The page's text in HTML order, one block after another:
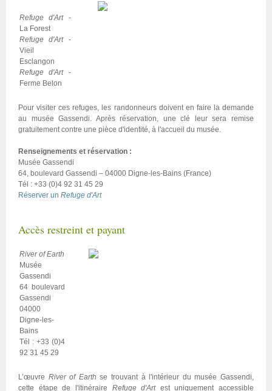
Refuge d'Art-
La Forest
Refuge d'Art-
Vieil
Esclangon
Refuge d'Art-
Ferme Belon
Pour visiter ces refuges, les randonneurs doivent en faire la demande
au musée Gassendi. Après réservation, une clé leur sera remise
gratuitement contre une pièce d'identité, à l'accueil du musée.
Renseignements et réservation :
Musée Gassendi
64, boulevard Gassendi – 04000 Digne-les-Bains (France)
Tél : +33 (0)4 92 31 45 29
Réserver un Refuge d'Art
Accès restreint et payant
River of Earth
Musée
Gassendi
64 boulevard
Gassendi
04000
Digne-les-
Bains
Tél : +33 (0)4
92 31 45 29
L’œuvre River of Earth se trouvant à l'intérieur du musée Gassendi,
cette étape de l'itinéraire Refuge d'Artest uniquement accessible